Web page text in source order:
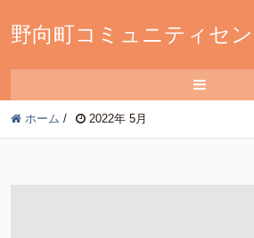
野向町コミュニティセ
ホーム / 2022年 5月